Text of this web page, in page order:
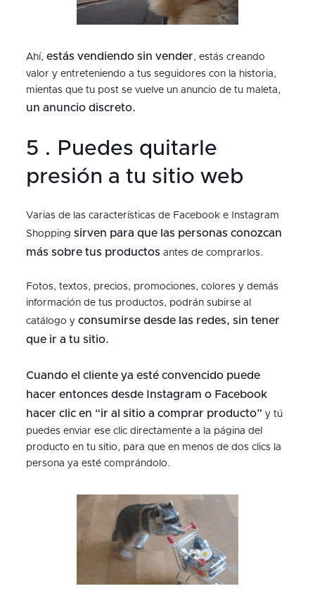
Ahí, estás vendiendo sin vender, estás creando
valor y entreteniendo a tus seguidores con la historia,
mientas que tu post se vuelve un anuncio de tu maleta,
un anuncio discreto.
5 . Puedes quitarle
presión a tu sitio web
Varias de las características de Facebook e Instagram
Shopping sirven para que las personas conozcan
más sobre tus productos antes de comprarlos.
Fotos, textos, precios, promociones, colores y demás
información de tus productos, podrán subirse al
catálogo y consumirse desde las redes, sin tener
que ir a tu sitio.
Cuando el cliente ya esté convencido puede
hacer entonces desde Instagram o Facebook
hacer clic en “ir al sitio a comprar producto” y tú
puedes enviar ese clic directamente a la página del
producto en tu sitio, para que en menos de dos clics la
persona ya esté comprándolo.